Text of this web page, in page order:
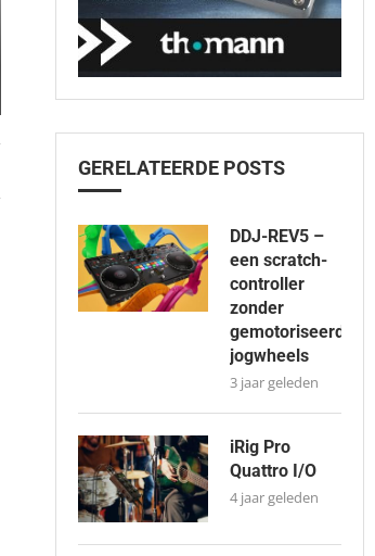
GERELATEERDE POSTS
DDJ-REV5 –
een scratch-
controller
zonder
gemotoriseerde
jogwheels
3 jaar geleden
iRig Pro
Quattro I/O
4 jaar geleden